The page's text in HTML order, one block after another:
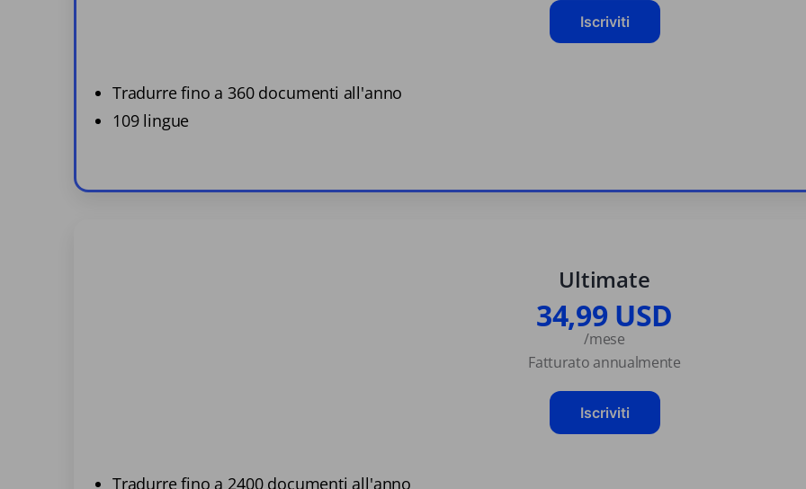
Iscriviti
Tradurre fino a 360 documenti all'anno
109 lingue
Ultimate
34,99 USD
/mese
Fatturato annualmente
Iscriviti
Tradurre fino a 2400 documenti all'anno